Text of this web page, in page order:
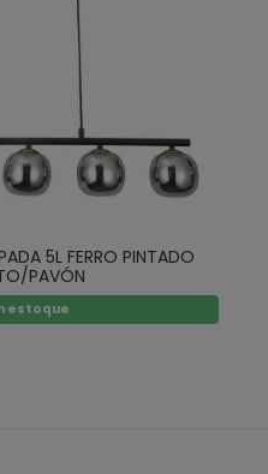
5L FERRO PINTADO
PAVÓN
estoque